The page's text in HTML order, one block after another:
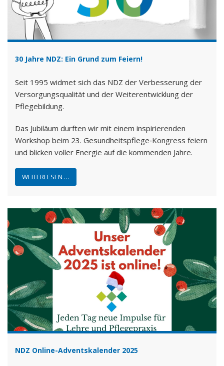
30 Jahre NDZ: Ein Grund zum Feiern!
Seit 1995 widmet sich das NDZ der Verbesserung der
Versorgungsqualität und der Weiterentwicklung der
Pflegebildung.
Das Jubiläum durften wir mit einem inspirierenden
Workshop beim 23. Gesundheitspflege‑Kongress feiern
und blicken voller Energie auf die kommenden Jahre.
WEITERLESEN …
NDZ Online-Adventskalender 2025